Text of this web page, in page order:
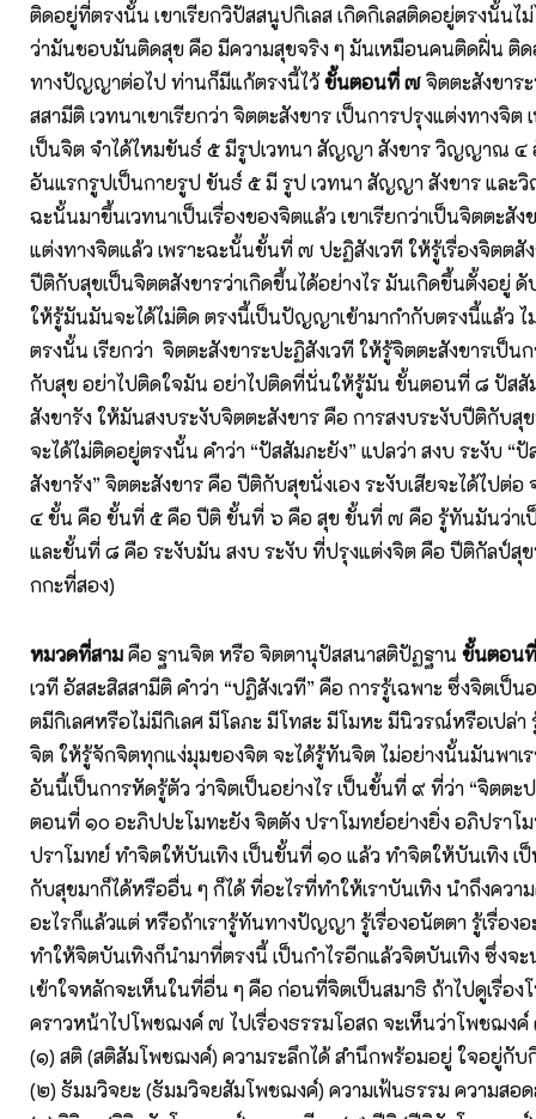
ติดอยู่ที่ตรงนั้น เขาเรียกวิปัสสนูปกิเลส เกิดกิเลสติดอยู่ตรงนั้นไ
ว่ามันชอบมันติดสุข คือ มีความสุขจริง ๆ มันเหมือนคนติดฝิ่น ติ
ทางปัญญาต่อไป ท่านก็มีแก้ตรงนี้ไว้ขั้นตอนที่ ๗จิตตะสังขาร
สสามีติ เวทนาเขาเรียกว่า จิตตะสังขาร เป็นการปรุงแต่งทางจิต
เป็นจิต จำได้ไหมขันธ์ ๕ มีรูปเวทนา สัญญา สังขาร วิญญาณ ๔
อันแรกรูปเป็นกายรูป ขันธ์ ๕ มี รูป เวทนา สัญญา สังขาร และ
ฉะนั้นมาขึ้นเวทนาเป็นเรื่องของจิตแล้ว เขาเรียกว่าเป็นจิตตะสัง
แต่งทางจิตแล้ว เพราะฉะนั้นขั้นที่ ๗ ปะฏิสังเวที ให้รู้เรื่องจิตตสั
ปีติกับสุขเป็นจิตตสังขารว่าเกิดขึ้นได้อย่างไร มันเกิดขึ้นตั้งอยู่ ดั
ให้รู้มันมันจะได้ไม่ติด ตรงนี้เป็นปัญญาเข้ามากำกับตรงนี้แล้ว
ตรงนั้น เรียกว่า จิตตะสังขาระปะฏิสังเวที ให้รู้จิตตะสังขารเป็น
กับสุข อย่าไปติดใจมัน อย่าไปติดที่นั่นให้รู้มัน ขั้นตอนที่ ๘ ปัสสั
สังขารัง ให้มันสงบระงับจิตตะสังขาร คือ การสงบระงับปีติกับสุ
จะได้ไม่ติดอยู่ตรงนั้น คำว่า “ปัสสัมภะยัง” แปลว่า สงบ ระงับ “
สังขารัง” จิตตะสังขาร คือ ปีติกับสุขนั่งเอง ระงับเสียจะได้ไปต่
๔ ขั้น คือ ขั้นที่ ๕ คือ ปีติ ขั้นที่ ๖ คือ สุข ขั้นที่ ๗ คือ รู้ทันมันว่าเ
และขั้นที่ ๘ คือ ระงับมัน สงบ ระงับ ที่ปรุงแต่งจิต คือ ปีติกัลป์สุ
กกะที่สอง)
หมวดที่สามคือ ฐานจิต หรือ จิตตานุปัสสนาสติปัฏฐาน ขั้นตอน
เวที อัสสะสิสสามีติ คำว่า “ปฏิสังเวที” คือ การรู้เฉพาะ ซึ่งจิตเป็
ตมีกิเลศหรือไม่มีกิเลศ มีโลภะ มีโทสะ มีโมหะ มีนิวรณ์หรือเปล่
จิต ให้รู้จักจิตทุกแง่มุมของจิต จะได้รู้ทันจิต ไม่อย่างนั้นมันพาเร
อันนี้เป็นการหัดรู้ตัว ว่าจิตเป็นอย่างไร เป็นขั้นที่ ๙ ที่ว่า “จิตตะ
ตอนที่ ๑๐ อะภิปปะโมทะยัง จิตตัง ปราโมทย์อย่างยิ่ง อภิปราโ
ปราโมทย์ ทำจิตให้บันเทิง เป็นขั้นที่ ๑๐ แล้ว ทำจิตให้บันเทิง เ
กับสุขมาก็ได้หรืออื่น ๆ ก็ได้ ที่อะไรที่ทำให้เราบันเทิง นำถึงความ
อะไรก็แล้วแต่ หรือถ้าเรารู้ทันทางปัญญา รู้เรื่องอนัตตา รู้เรื่อง
ทำให้จิตบันเทิงก็นำมาที่ตรงนี้ เป็นกำไรอีกแล้วจิตบันเทิง ซึ่งจะ
เข้าใจหลักจะเห็นในที่อื่น ๆ คือ ก่อนที่จิตเป็นสมาธิ ถ้าไปดูเรื่อ
คราวหน้าไปโพชฌงค์ ๗ ไปเรื่องธรรมโอสถ จะเห็นว่าโพชฌง
(๑) สติ (สติสัมโพชฌงค์) ความระลึกได้ สำนึกพร้อมอยู่ ใจอยู่กับ
(๒) ธัมมวิจยะ (ธัมมวิจยสัมโพชฌงค์) ความเฟ้นธรรม ความสอ